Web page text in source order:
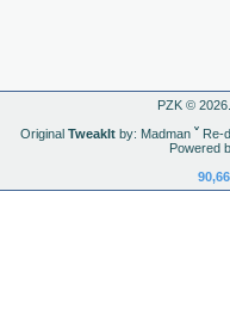
PZK ©
Original TweakItby: Madman ˇRe-
Powered